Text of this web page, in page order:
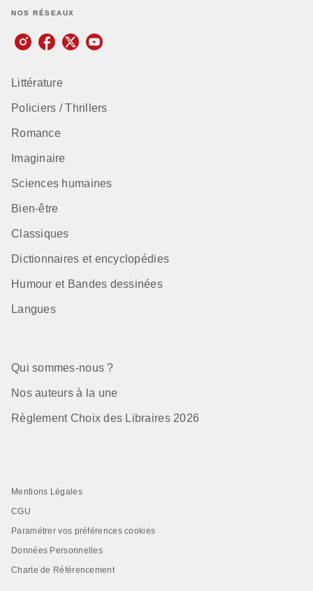
NOS RÉSEAUX
Littérature
Policiers / Thrillers
Romance
Imaginaire
Sciences humaines
Bien-être
Classiques
Dictionnaires et encyclopédies
Humour et Bandes dessinées
Langues
Qui sommes-nous ?
Nos auteurs à la une
Règlement Choix des Libraires 2026
Mentions Légales
CGU
Paramétrer vos préférences cookies
Données Personnelles
Charte de Référencement